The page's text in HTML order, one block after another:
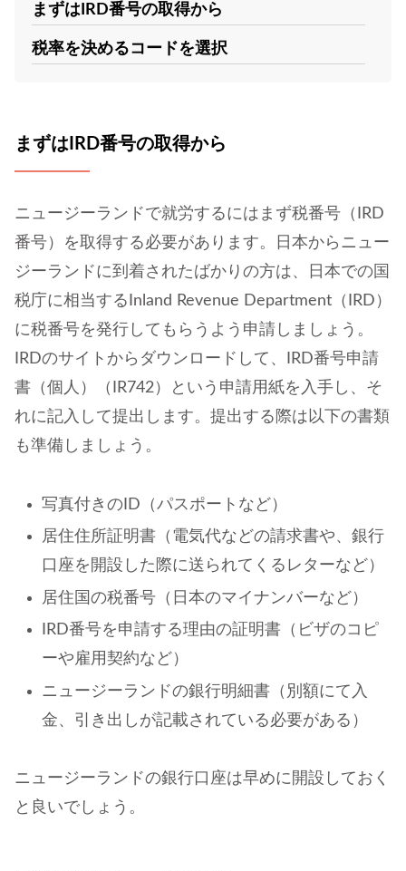
まずはIRD番号の取得から
税率を決めるコードを選択
まずはIRD番号の取得から
ニュージーランドで就労するにはまず税番号（IRD
番号）を取得する必要があります。日本からニュー
ジーランドに到着されたばかりの方は、日本での国
税庁に相当するInland Revenue Department（IRD）
に税番号を発行してもらうよう申請しましょう。
IRDのサイトからダウンロードして、IRD番号申請
書（個人）（IR742）という申請用紙を入手し、そ
れに記入して提出します。提出する際は以下の書類
も準備しましょう。
写真付きのID（パスポートなど）
居住住所証明書（電気代などの請求書や、銀行
口座を開設した際に送られてくるレターなど）
居住国の税番号（日本のマイナンバーなど）
IRD番号を申請する理由の証明書（ビザのコピ
ーや雇用契約など）
ニュージーランドの銀行明細書（別額にて入
金、引き出しが記載されている必要がある）
ニュージーランドの銀行口座は早めに開設しておく
と良いでしょう。